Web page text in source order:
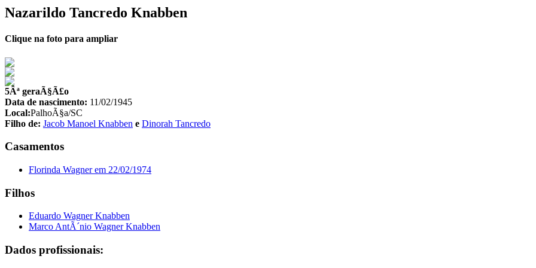
Nazarildo Tancredo Knabben
Clique na foto para ampliar
5Âª geraÃ§Ã£o
Data de nascimento: 11/02/1945
Local:PalhoÃ§a/SC
Filho de: Jacob Manoel Knabben e Dinorah Tancredo
Casamentos
Florinda Wagner em 22/02/1974
Filhos
Eduardo Wagner Knabben
Marco AntÃ´nio Wagner Knabben
Dados profissionais: